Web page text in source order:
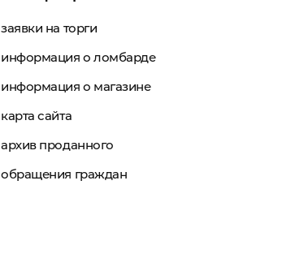
заявки на торги
информация о ломбарде
информация о магазине
карта сайта
архив проданного
обращения граждан